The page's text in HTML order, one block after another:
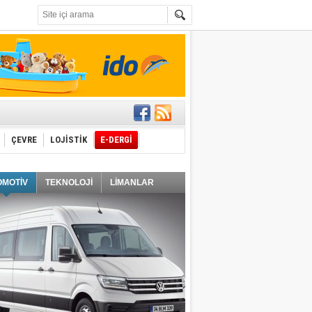
edecek
ÇEVRE LOJİSTİK E-DERGİ
TEKNOLOJİ LİMANLAR